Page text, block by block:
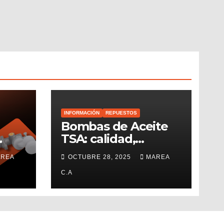
INFORMACIÓN REPUESTOS
Bombas de Aceite
TSA: calidad,
durabilidad y alto
rendimiento
OCTUBRE 28, 2025 MAREA
C.A